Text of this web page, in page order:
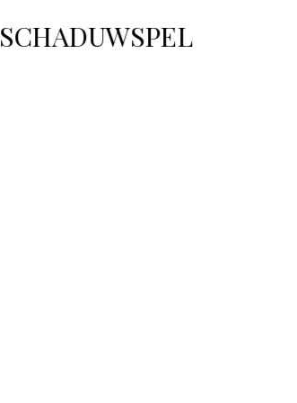
SCHADUWSPEL